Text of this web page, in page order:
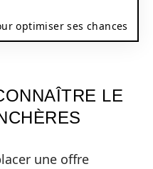
optimiser ses chances
LE
une offre